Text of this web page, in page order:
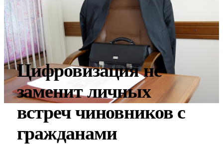
Цифровизация не
заменит личных
встреч чиновников с
гражданами